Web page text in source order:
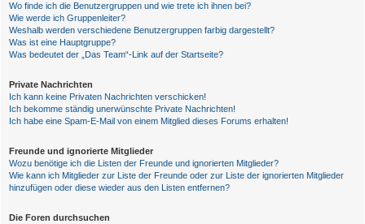
Wo finde ich die Benutzergruppen und wie trete ich ihnen bei?
Wie werde ich Gruppenleiter?
Weshalb werden verschiedene Benutzergruppen farbig dargestellt?
Was ist eine Hauptgruppe?
Was bedeutet der „Das Team“-Link auf der Startseite?
Private Nachrichten
Ich kann keine Privaten Nachrichten verschicken!
Ich bekomme ständig unerwünschte Private Nachrichten!
Ich habe eine Spam-E-Mail von einem Mitglied dieses Forums erhalten!
Freunde und ignorierte Mitglieder
Wozu benötige ich die Listen der Freunde und ignorierten Mitglieder?
Wie kann ich Mitglieder zur Liste der Freunde oder zur Liste der ignorierten Mitglieder
hinzufügen oder diese wieder aus den Listen entfernen?
Die Foren durchsuchen